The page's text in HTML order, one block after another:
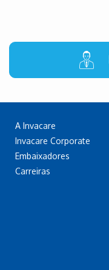
A Invacare
Invacare Corporate
Embaixadores
Carreiras